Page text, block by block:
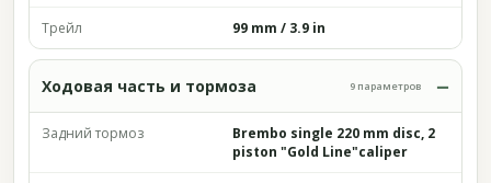
Трейл 99 mm / 3.9 in
Ходовая часть и тормоза 9 параметров
Задний тормоз
Brembo single 220 mm disc, 2
piston "Gold Line"caliper